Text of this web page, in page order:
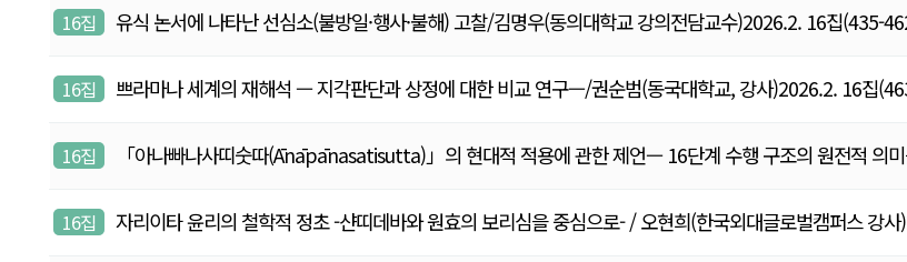
16집 유식 논서에 나타난 선심소(불방일·행사·불해) 고찰/김명우(동의대학교 강의전담교수)2026.2. 16집(435-
16집 쁘라마나 세계의 재해석 — 지각판단과 상정에 대한 비교 연구—/권순범(동국대학교, 강사)2026.2. 16집
16집 「아나빠나사띠숫따(Ānāpānasatisutta)」의 현대적 적용에 관한 제언— 16단계 수행 구조의 원전적
16집 자리이타 윤리의 철학적 정초 -샨띠데바와 원효의 보리심을 중심으로- / 오현희(한국외대글로벌캠퍼스 강